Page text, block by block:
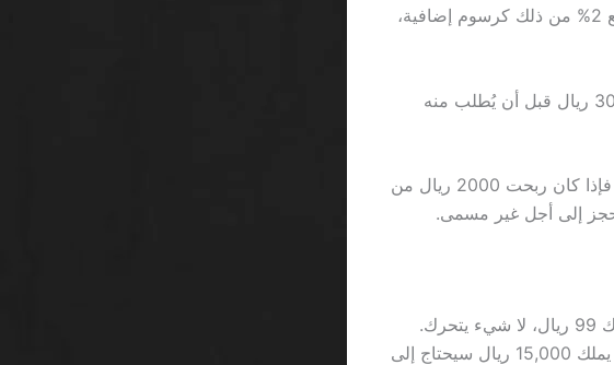
PayPal أو Skrill؛ مثالاً على ذلك، إذا كان رصيده 5000 ريال، يدفع 2% من ذلك كرسوم إضافية،
Or إذا كان اللاعب يستخدم محفظة فورية، قد يواجه حدًا يوميًا 3000 ريال قبل أن يُطلب منه
Because بعض البونصات تُقيد السحب إلى 10% فقط من الأرباح، فإذا كان ربحت 2000 ريال من
الحد الأقصى اليومي يضرب 10,000 ريال؛ اللاعب الذي يملك 15,000 ريال سيحتاج إلى